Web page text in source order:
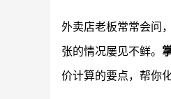
外卖店老板常常会问
张的情况屡见不鲜。
价计算的要点，帮你